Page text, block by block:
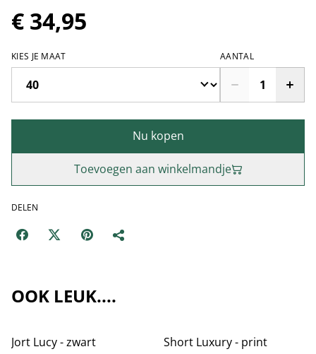
€ 34,95
KIES JE MAAT AANTAL
Nu kopen
Toevoegen aan winkelmandje
DELEN
OOK LEUK....
Jort Lucy - zwart
Short Luxury - print